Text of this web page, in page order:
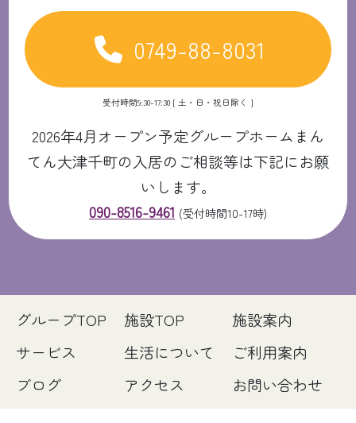
0749-88-8031
受付時間9:30-17:30 [ 土・日・祝日除く ]
2026年4月オープン予定グループホームまん
てん大津千町の入居のご相談等は下記にお願
いします。
090-8516-9461 (受付時間10-17時)
グループTOP 施設TOP
施設案内
サービス
生活について
ご利用案内
ブログ
アクセス お問い合わせ